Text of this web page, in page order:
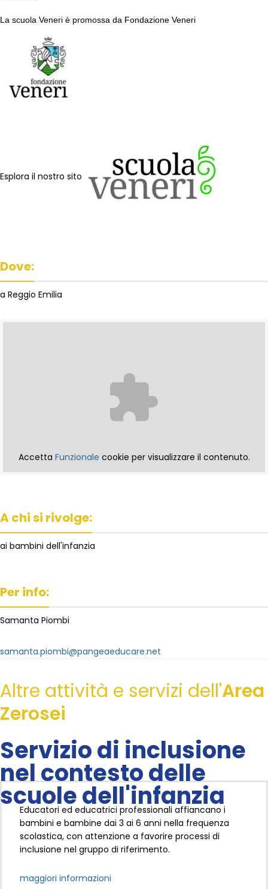
La scuola Veneri è promossa da Fondazione Veneri
Esplora il nostro sito
Dove:
a Reggio Emilia
Accetta Funzionale cookie per visualizzare il contenuto.
A chi si rivolge:
ai bambini dell'infanzia
Per info:
Samanta Piombi
samanta.piombi@pangeaeducare.net
Altre attività e servizi dell'Area
Zerosei
Servizio di inclusione
nel contesto delle
scuole dell'infanzia
Educatori ed educatrici professionali affiancano i
bambini e bambine dai 3 ai 6 anni nella frequenza
scolastica, con attenzione a favorire processi di
inclusione nel gruppo di riferimento.
maggiori informazioni